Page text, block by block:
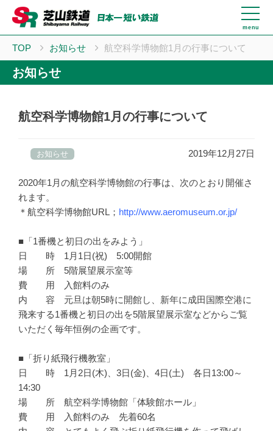
menu
TOP お知らせ 航空科学博物館1月の行事について
お知らせ
航空科学博物館1月の行事について
お知らせ 2019年12月27日
2020年1月の航空科学博物館の行事は、次のとおり開催さ
れます。
＊航空科学博物館URL； http://www.aeromuseum.or.jp/
■「1番機と初日の出をみよう」
日 時 1月1日(祝) 5:00開館
場 所 5階展望展示室等
費 用 入館料のみ
内 容 元旦は朝5時に開館し、新年に成田国際空港に
飛来する1番機と初日の出を5階展望展示室などからご覧
いただく毎年恒例の企画です。
■「折り紙飛行機教室」
日 時 1月2日(木)、3日(金)、4日(土) 各日13:00～
14:30
場 所 航空科学博物館「体験館ホール」
費 用 入館料のみ 先着60名